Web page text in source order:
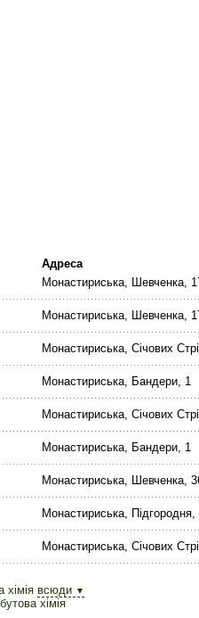
Адреса
Монастириська, Шевченка,
Монастириська, Шевченка,
Монастириська, Січових
Монастириська, Бандери, 1
Монастириська, Січових
Монастириська, Бандери, 1
Монастириська, Шевченка,
Монастириська, Підгородня,
Монастириська, Січових
хімія всюди ▼
хімія